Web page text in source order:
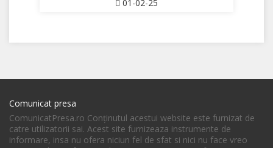
01-02-25
Comunicat presa
ComunicatPresa.ro Conţinutul acestui website este furnizat de
catre utilizatorii sai. Acest site furnizeaza instrumente de
informare, insa nu ofera niciun fel de sfat si nici nu face vreo